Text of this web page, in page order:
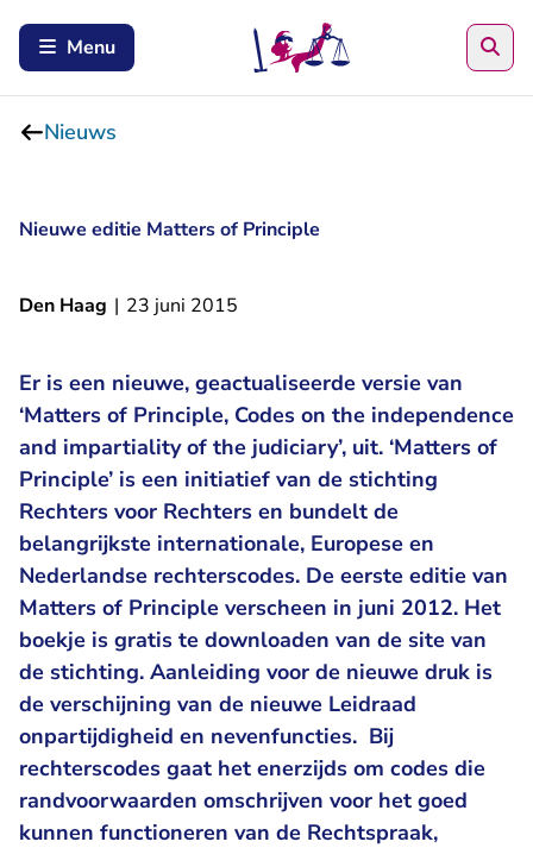
Menu
Nieuws
Nieuwe editie Matters of Principle
Den Haag | 23 juni 2015
Er is een nieuwe, geactualiseerde versie van
‘Matters of Principle, Codes on the independence
and impartiality of the judiciary’, uit. ‘Matters of
Principle’ is een initiatief van de stichting
Rechters voor Rechters en bundelt de
belangrijkste internationale, Europese en
Nederlandse rechterscodes. De eerste editie van
Matters of Principle verscheen in juni 2012. Het
boekje is gratis te downloaden van de site van
de stichting. Aanleiding voor de nieuwe druk is
de verschijning van de nieuwe Leidraad
onpartijdigheid en nevenfuncties. Bij
rechterscodes gaat het enerzijds om codes die
randvoorwaarden omschrijven voor het goed
kunnen functioneren van de Rechtspraak,